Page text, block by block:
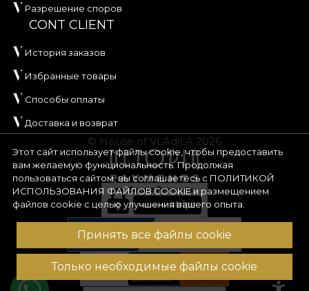
Этот сайт использует файлы cookie, чтобы предоставить
вам желаемую функциональность. Продолжая
пользоваться сайтом, вы соглашаетесь с ПОЛИТИКОЙ
ИСПОЛЬЗОВАНИЯ ФАЙЛОВ COOKIEи размещением
файлов cookie с целью улучшения вашего опыта.
Принять все файлы cookie
Только необходимые файлы cookie
Разрешение споров
CONT CLIENT
История заказов
Избранные товары
Способы оплаты
Доставка и возврат
© House of VLAdiLA 2026